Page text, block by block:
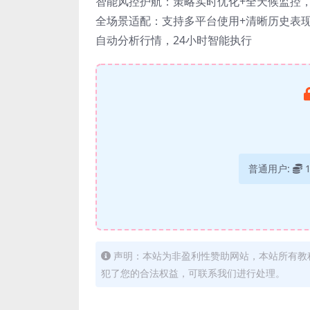
全场景适配：支持多平台使用+清晰历史表
自动分析行情，24小时智能执行
普通用户:
声明：本站为非盈利性赞助网站，本站所有
犯了您的合法权益，可联系我们进行处理。